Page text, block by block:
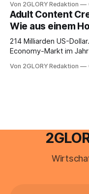
Drogerie – mehr ist
Haut empfindlich auf
Umwelteinflüsse: Sie
Unreinheiten.
Von 2GLORY Redaktion
Adult Content
Wie aus einem
214 Milliarden US-
Economy-Markt im
ist längst ein
Von 2GLORY Redaktion